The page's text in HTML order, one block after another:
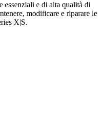
essenziali e di alta qualità di
modificare e riparare le
X|S.